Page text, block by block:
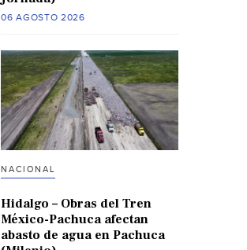
06 AGOSTO 2026
NACIONAL
Hidalgo – Obras del Tren
México-Pachuca afectan
abasto de agua en Pachuca